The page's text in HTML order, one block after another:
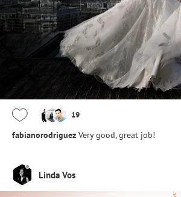
19
fabianorodriguez Very good, great job!
Linda Vos